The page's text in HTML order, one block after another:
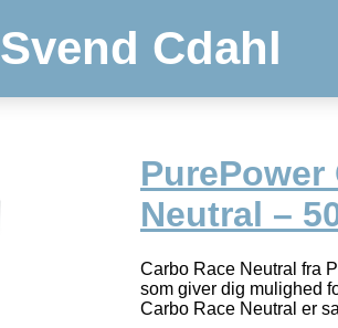
Svend Cdahl
PurePower
Neutral –
Carbo Race Neutral fra
som giver dig mulighed
Carbo Race Neutral er